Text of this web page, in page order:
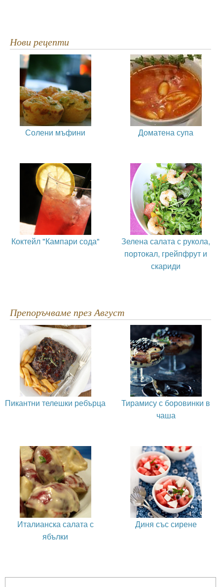
Нови рецепти
Солени мъфини Доматена супа
Коктейл "Кампари сода"
Зелена салата с рукола,
портокал, грейпфрут и
скариди
Препоръчваме през Август
Пикантни телешки ребърца
Тирамису с боровинки в
чаша
Италианска салата с
ябълки
Диня със сирене